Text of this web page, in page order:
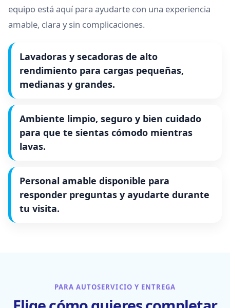
equipo está aquí para ayudarte con una experiencia
amable, clara y sin complicaciones.
Lavadoras y secadoras de alto
rendimiento para cargas pequeñas,
medianas y grandes.
Ambiente limpio, seguro y bien cuidado
para que te sientas cómodo mientras
lavas.
Personal amable disponible para
responder preguntas y ayudarte durante
tu visita.
PARA AUTOSERVICIO Y ENTREGA